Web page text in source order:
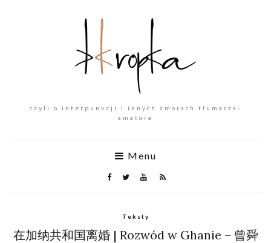
czyli o interpunkcji i innych zmorach tłumacza-
amatora
Menu
Teksty
在加纳共和国离婚 | Rozwód w Ghanie – 曾舜